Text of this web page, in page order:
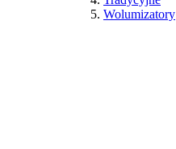
Wolumizatory